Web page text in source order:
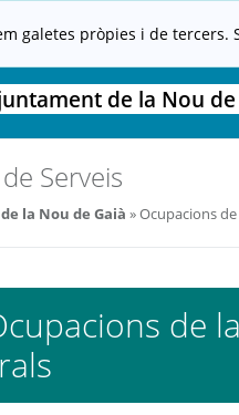
galetes pròpies i de
de la Nou de
Serveis
la Nou de Gaià Ocupacions
de